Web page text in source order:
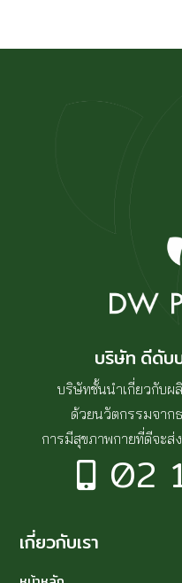
บริษัท ดีดับ
บริษัทชั้นนำเกี่ยวกับ
ด้วยนวัตกรรมจาก
การมีสุขภาพกายที่ดีจะส่
02
เกี่ยวกับเรา